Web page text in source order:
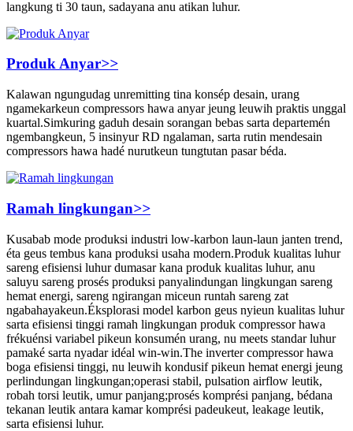
langkung ti 30 taun, sadayana anu atikan luhur.
Produk Anyar>>
Kalawan ngungudag unremitting tina konsép desain, urang
ngamekarkeun compressors hawa anyar jeung leuwih praktis unggal
kuartal.Simkuring gaduh desain sorangan bebas sarta departemén
ngembangkeun, 5 insinyur RD ngalaman, sarta rutin mendesain
compressors hawa hadé nurutkeun tungtutan pasar béda.
Ramah lingkungan>>
Kusabab mode produksi industri low-karbon laun-laun janten trend,
éta geus tembus kana produksi usaha modern.Produk kualitas luhur
sareng efisiensi luhur dumasar kana produk kualitas luhur, anu
saluyu sareng prosés produksi panyalindungan lingkungan sareng
hemat energi, sareng ngirangan miceun runtah sareng zat
ngabahayakeun.Éksplorasi model karbon geus nyieun kualitas luhur
sarta efisiensi tinggi ramah lingkungan produk compressor hawa
frékuénsi variabel pikeun konsumén urang, nu meets standar luhur
pamaké sarta nyadar idéal win-win.The inverter compressor hawa
boga efisiensi tinggi, nu leuwih kondusif pikeun hemat energi jeung
perlindungan lingkungan;operasi stabil, pulsation airflow leutik,
robah torsi leutik, umur panjang;prosés komprési panjang, bédana
tekanan leutik antara kamar komprési padeukeut, leakage leutik,
sarta efisiensi luhur.